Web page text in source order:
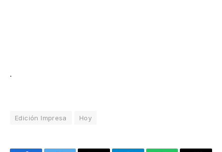
.
Edición Impresa Hoy